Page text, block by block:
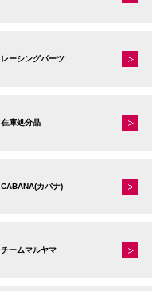
レーシングパーツ
在庫処分品
CABANA(カバナ)
チームマルヤマ